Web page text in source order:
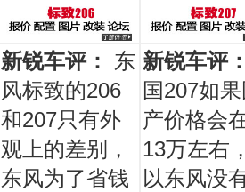
新锐车评：
东
风标致的206
和207只有外
观上的差别，
东风为了省钱
新锐车评
国207如
产价格会
13万左右
以东风没